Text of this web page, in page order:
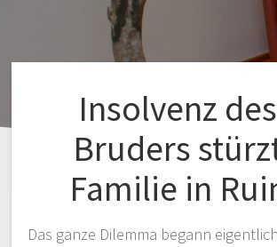
Insolvenz des
Bruders
Familie in
Das ganze Dilemma begann